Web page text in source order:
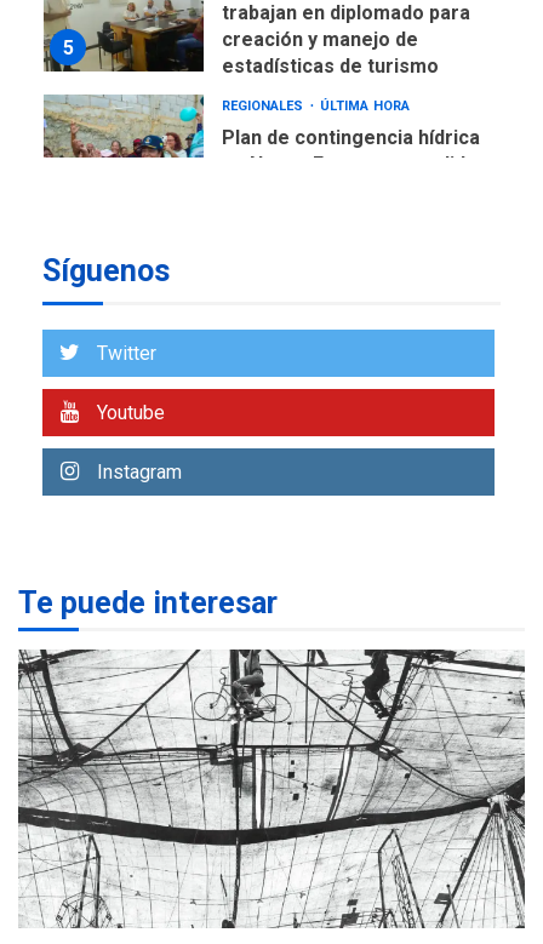
5
trabajan en diplomado para
creación y manejo de
estadísticas de turismo
REGIONALES ÚLTIMA HORA
Plan de contingencia hídrica
en Nueva Esparta consolida
7
2
Margarita será sede de
para aprender a atender
adultos mayores
3
REGIONALES ÚLTIMA HORA
Mariño fortalece capacidad
operativa con flota
vehicular de 60 unidades
adquiridas en un año de
gestión
REGIONALES ÚLTIMA HORA
Síguenos
Twitter
Youtube
Instagram
Te puede interesar